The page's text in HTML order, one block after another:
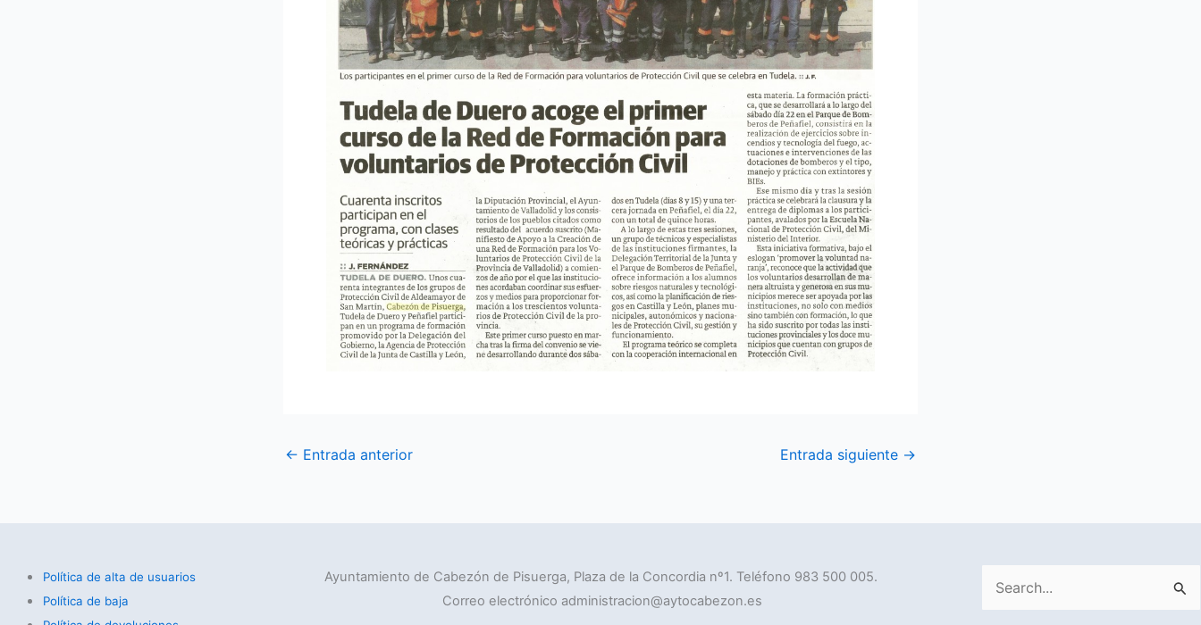
← Entrada anterior Entrada siguiente →
Política de alta de usuarios
Política de baja
Ayuntamiento de Cabezón de Pisuerga, Plaza de la Concordia nº1. Teléfono 983 500 005.
Correo electrónico administracion@aytocabezon.es
Buscar
por: